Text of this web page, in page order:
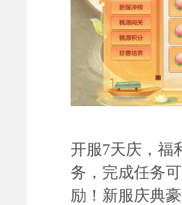
开服7天庆，福
务， 完成任务
励！ 新服庆典